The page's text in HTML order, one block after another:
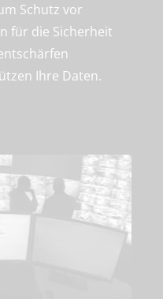
Schutz vor
für die Sicherheit
Ihre Daten.